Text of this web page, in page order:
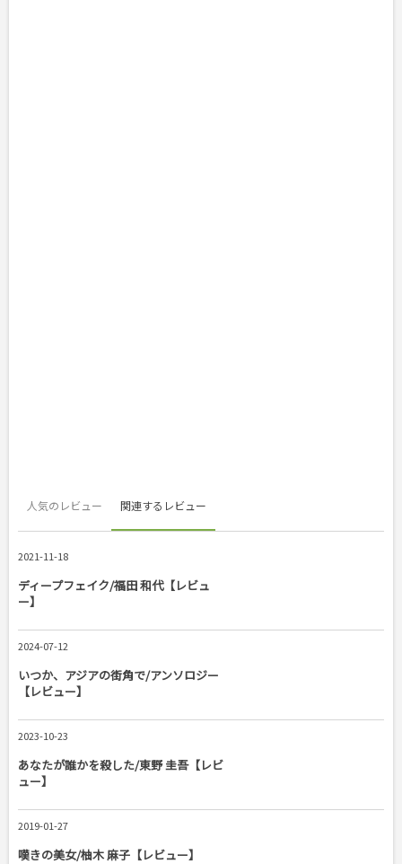
人気のレビュー 関連するレビュー
2021-11-18
ディープフェイク/福田 和代【レビュ
ー】
2024-07-12
いつか、アジアの街角で/アンソロジー
【レビュー】
2023-10-23
あなたが誰かを殺した/東野 圭吾【レビ
ュー】
2019-01-27
嘆きの美女/柚木 麻子【レビュー】